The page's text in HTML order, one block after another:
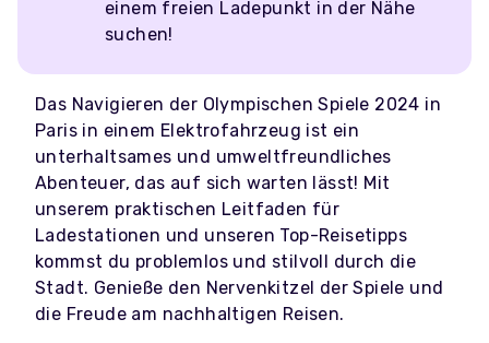
einem freien Ladepunkt in der Nähe
suchen!
Das Navigieren der Olympischen Spiele 2024 in
Paris in einem Elektrofahrzeug ist ein
unterhaltsames und umweltfreundliches
Abenteuer, das auf sich warten lässt! Mit
unserem praktischen Leitfaden für
Ladestationen und unseren Top-Reisetipps
kommst du problemlos und stilvoll durch die
Stadt. Genieße den Nervenkitzel der Spiele und
die Freude am nachhaltigen Reisen.